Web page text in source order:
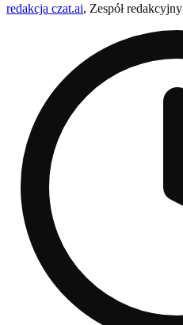
redakcja czat.ai, Zespół redakcyjny